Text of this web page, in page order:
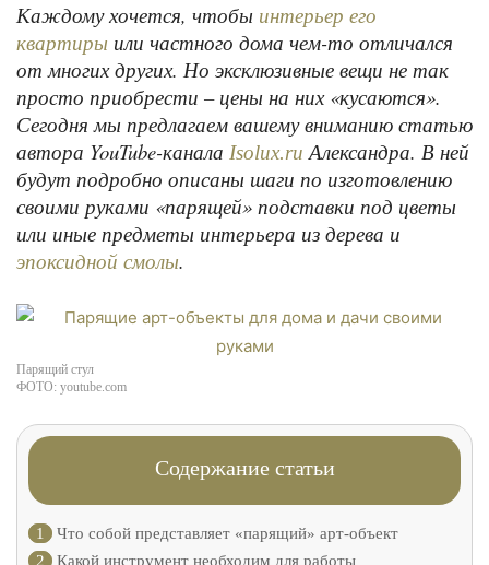
Каждому хочется, чтобы интерьер его
квартиры или частного дома чем-то отличался
от многих других. Но эксклюзивные вещи не так
просто приобрести – цены на них «кусаются».
Сегодня мы предлагаем вашему вниманию статью
автора YouTube-канала Isolux.ru Александра. В ней
будут подробно описаны шаги по изготовлению
своими руками «парящей» подставки под цветы
или иные предметы интерьера из дерева и
эпоксидной смолы.
Парящий стул
ФОТО: youtube.com
Содержание статьи
1
Что собой представляет «парящий» арт-объект
2
Какой инструмент необходим для работы